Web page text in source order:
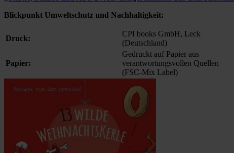
Blickpunkt Umweltschutz und Nachhaltigkeit:
Druck:
CPI books GmbH, Leck
(Deutschland)
Papier:
Gedruckt auf Papier aus
verantwortungsvollen Quellen
(FSC-Mix Label)